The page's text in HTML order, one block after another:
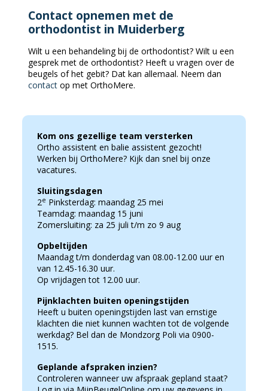
Contact opnemen met de
orthodontist in Muiderberg
Wilt u een behandeling bij de orthodontist? Wilt u een
gesprek met de orthodontist? Heeft u vragen over de
beugels of het gebit? Dat kan allemaal. Neem dan
contact op met OrthoMere.
Kom ons gezellige team versterken
Ortho assistent en balie assistent gezocht!
Werken bij OrthoMere? Kijk dan snel bij onze
vacatures.
Sluitingsdagen
2e Pinksterdag: maandag 25 mei
Teamdag: maandag 15 juni
Zomersluiting: za 25 juli t/m zo 9 aug
Opbeltijden
Maandag t/m donderdag van 08.00-12.00 uur en
van 12.45-16.30 uur.
Op vrijdagen tot 12.00 uur.
Pijnklachten buiten openingstijden
Heeft u buiten openingstijden last van ernstige
klachten die niet kunnen wachten tot de volgende
werkdag? Bel dan de Mondzorg Poli via 0900-
1515.
Geplande afspraken inzien?
Controleren wanneer uw afspraak gepland staat?